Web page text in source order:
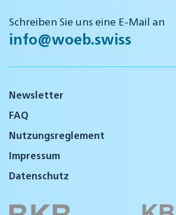
Schreiben Sie uns eine E-Mail an
info@woeb.swiss
Newsletter
FAQ
Nutzungsreglement
Impressum
Datenschutz